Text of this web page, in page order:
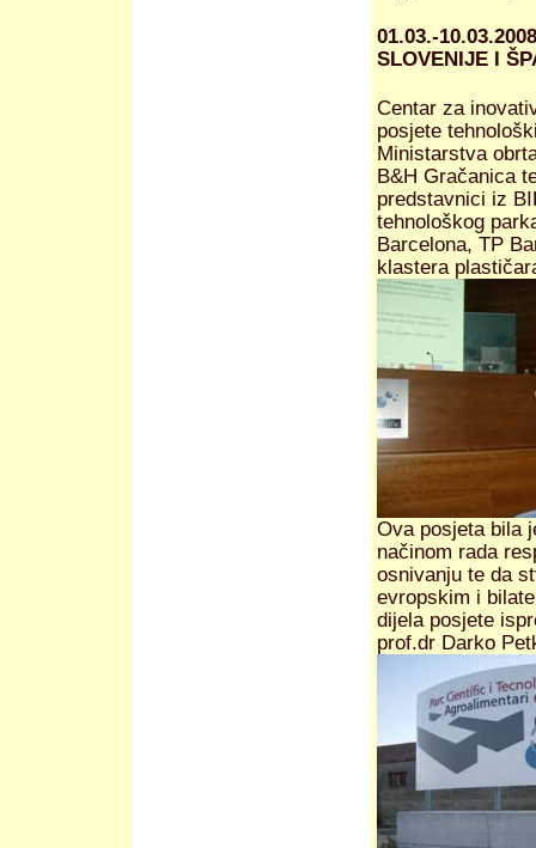
01.03.-
SLOVENIJE I
Centar za
posjete
Ministarstva
B&H Gračanica
predstavnici iz
tehnološkog
Barcelona, TP
klastera
Ova posjeta bila
načinom rada
osnivanju te da
evropskim i
dijela posjete
prof.dr Darko